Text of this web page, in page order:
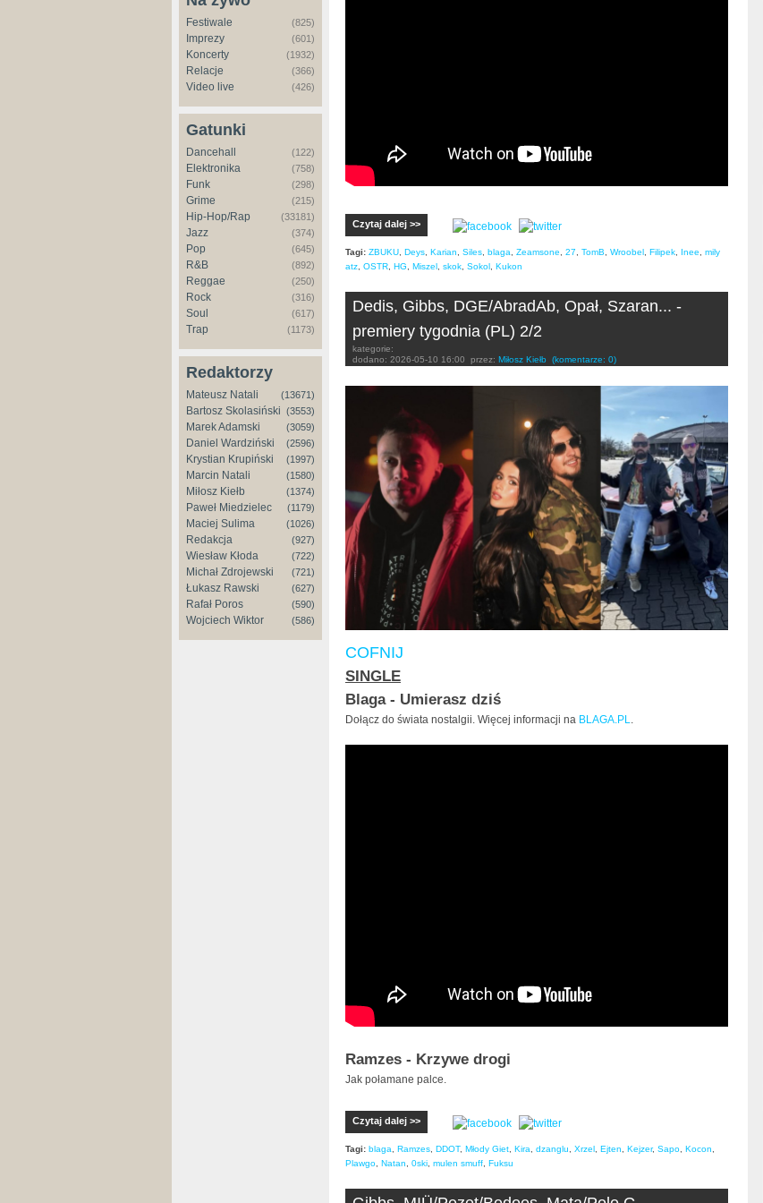
Festiwale (825)
Imprezy (601)
Koncerty (1932)
Relacje (366)
Video live (426)
Gatunki
Dancehall (122)
Elektronika (758)
Funk (298)
Grime (215)
Hip-Hop/Rap (33181)
Jazz (374)
Pop (645)
R&B (892)
Reggae (250)
Rock (316)
Soul (617)
Trap (1173)
Redaktorzy
Mateusz Natali (13671)
Bartosz Skolasiński (3553)
Marek Adamski (3059)
Daniel Wardziński (2596)
Krystian Krupiński (1997)
Marcin Natali (1580)
Miłosz Kiełb (1374)
Paweł Miedzielec (1179)
Maciej Sulima (1026)
Redakcja (927)
Wiesław Kłoda (722)
Michał Zdrojewski (721)
Łukasz Rawski (627)
Rafał Poros (590)
Wojciech Wiktor (586)
Czytaj dalej >>
Tagi: ZBUKU Deys Karian Siles blaga Zeamsone 27 TomB Wroobel Filipek Inee
mily
atz OSTR HG Miszel skok Sokol Kukon
Dedis, Gibbs, DGE/AbradAb, Opał, Szaran... -
premiery tygodnia (PL) 2/2
kategorie:
dodano: 2026-05-10 16:00 przez: Miłosz Kiełb (komentarze: 0)
COFNIJ
SINGLE
Blaga - Umierasz dziś
Dołącz do świata nostalgii. Więcej informacji na BLAGA.PL
Ramzes - Krzywe drogi
Jak połamane palce.
Czytaj dalej >>
Tagi: blaga Ramzes DDOT, Młody Giet Kira dzanglu Xrzel Ejten Kejzer, Sapo Kocon
Plawgo Natan 0ski mulen smuff Fuksu